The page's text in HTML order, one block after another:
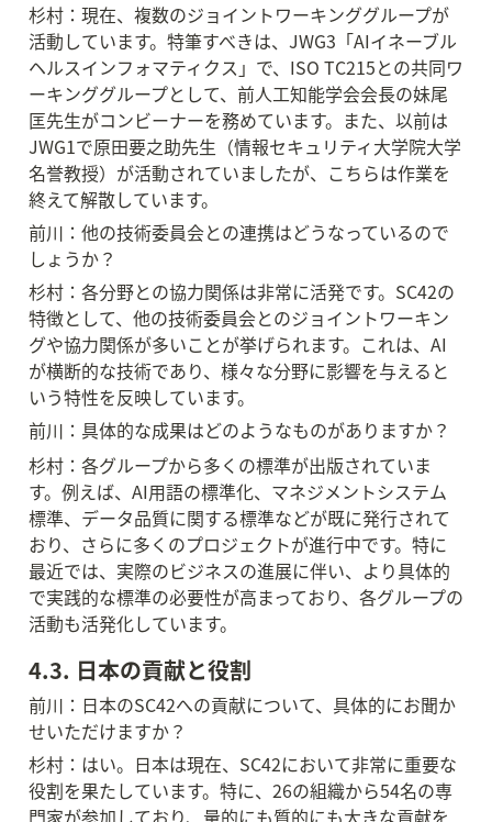
杉村：現在、複数のジョイントワーキンググループが
活動しています。特筆すべきは、JWG3「AIイネーブル
ヘルスインフォマティクス」で、ISO TC215との共同ワ
ーキンググループとして、前人工知能学会会長の妹尾
匡先生がコンビーナーを務めています。また、以前は
JWG1で原田要之助先生（情報セキュリティ大学院大学
名誉教授）が活動されていましたが、こちらは作業を
終えて解散しています。
前川：他の技術委員会との連携はどうなっているので
しょうか？
杉村：各分野との協力関係は非常に活発です。SC42の
特徴として、他の技術委員会とのジョイントワーキン
グや協力関係が多いことが挙げられます。これは、AI
が横断的な技術であり、様々な分野に影響を与えると
いう特性を反映しています。
前川：具体的な成果はどのようなものがありますか？
杉村：各グループから多くの標準が出版されていま
す。例えば、AI用語の標準化、マネジメントシステム
標準、データ品質に関する標準などが既に発行されて
おり、さらに多くのプロジェクトが進行中です。特に
最近では、実際のビジネスの進展に伴い、より具体的
で実践的な標準の必要性が高まっており、各グループの
活動も活発化しています。
4.3. 日本の貢献と役割
前川：日本のSC42への貢献について、具体的にお聞か
せいただけますか？
杉村：はい。日本は現在、SC42において非常に重要な
役割を果たしています。特に、26の組織から54名の専
門家が参加しており、量的にも質的にも大きな貢献を